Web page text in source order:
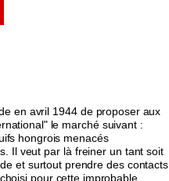
en avril 1944 de proposer aux
le marché suivant :
hongrois menacés
Il veut par là freiner un tant soit
et surtout prendre des contacts
pour cette improbable